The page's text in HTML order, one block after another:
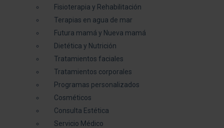
Fisioterapia y Rehabilitación
Terapias en agua de mar
Futura mamá y Nueva mamá
Dietética y Nutrición
Tratamientos faciales
Tratamientos corporales
Programas personalizados
Cosméticos
Consulta Estética
Servicio Médico